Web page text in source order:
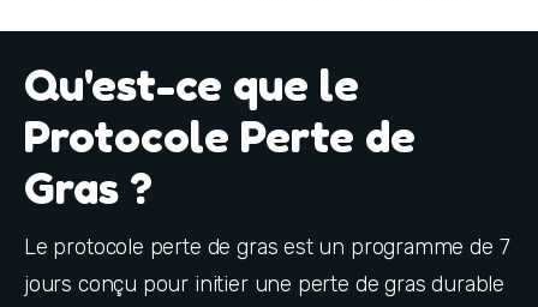
Qu'est-ce que le
Protocole Perte de
Gras ?
Le protocole perte de gras est un programme de 7
jours conçu pour initier une perte de gras durable